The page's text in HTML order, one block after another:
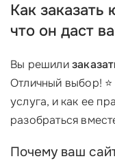
Как заказать
что он даст
Вы решили
Отличный выбор!
услуга, и как ее
разобраться
Почему ваш